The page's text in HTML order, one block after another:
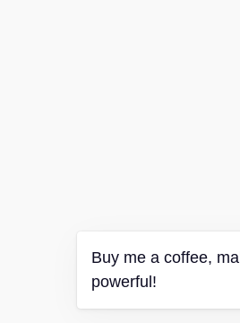
Buy me a coffee,
powerful!